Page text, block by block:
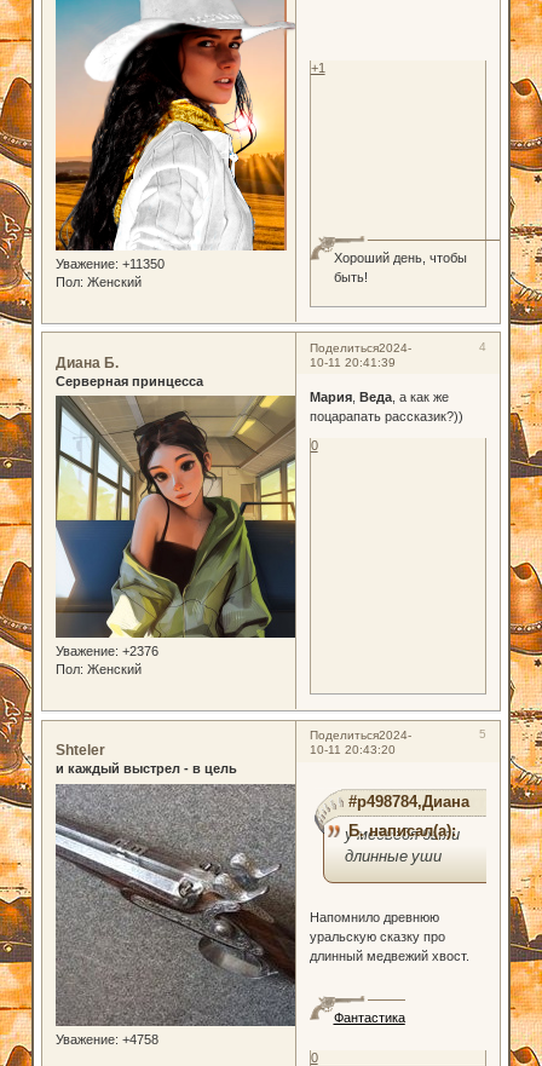
Уважение: +11350
Пол: Женский
Хороший день, чтобы
быть!
+1
Поделиться 4
2024-
10-11 20:41:39
Диана Б.
Серверная принцесса
Уважение: +2376
Пол: Женский
Мария, Веда, а как же
поцарапать рассказик?))
0
Поделиться 5
2024-
10-11 20:43:20
Shteler
и каждый выстрел - в цель
Уважение: +4758
#p498784,Диана
Б. написал(а):
у медведя были
длинные уши
Напомнило древнюю
уральскую сказку про
длинный медвежий хвост.
Фантастика
0